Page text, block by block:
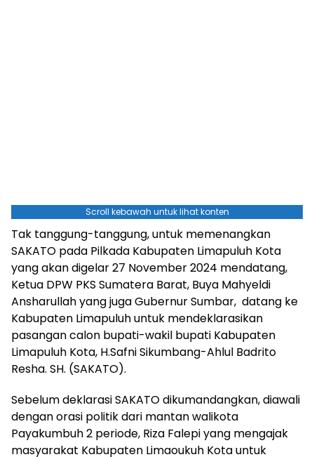
Scroll kebawah untuk lihat konten
Tak tanggung-tanggung, untuk memenangkan
SAKATO pada Pilkada Kabupaten Limapuluh Kota
yang akan digelar 27 November 2024 mendatang,
Ketua DPW PKS Sumatera Barat, Buya Mahyeldi
Ansharullah yang juga Gubernur Sumbar, datang ke
Kabupaten Limapuluh untuk mendeklarasikan
pasangan calon bupati-wakil bupati Kabupaten
Limapuluh Kota, H.Safni Sikumbang-Ahlul Badrito
Resha. SH. (SAKATO).
Sebelum deklarasi SAKATO dikumandangkan, diawali
dengan orasi politik dari mantan walikota
Payakumbuh 2 periode, Riza Falepi yang mengajak
masyarakat Kabupaten Limaoukuh Kota untuk